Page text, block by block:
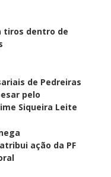
tiros dentro de
de Pedreiras
pelo
Siqueira Leite
ação da PF